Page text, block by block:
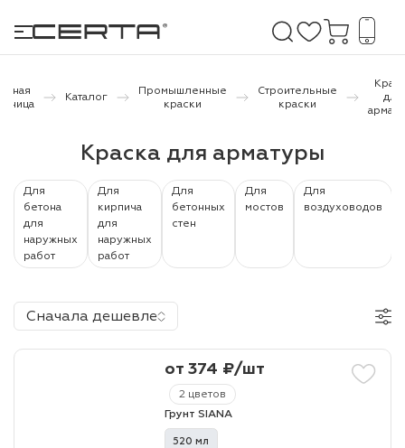
и дачи
металлу
по
Каталог
Промышленные
краски
Строительные
краски
для
Краска для арматуры
Для
бетона
для
наружных
работ
Для
кирпича
для
наружных
работ
Для
бетонных
стен
Для
мостов
Для
воздуховодов
Сначала дешевле
2 цветов
от 374 ₽/шт
Грунт SIANA
520 мл